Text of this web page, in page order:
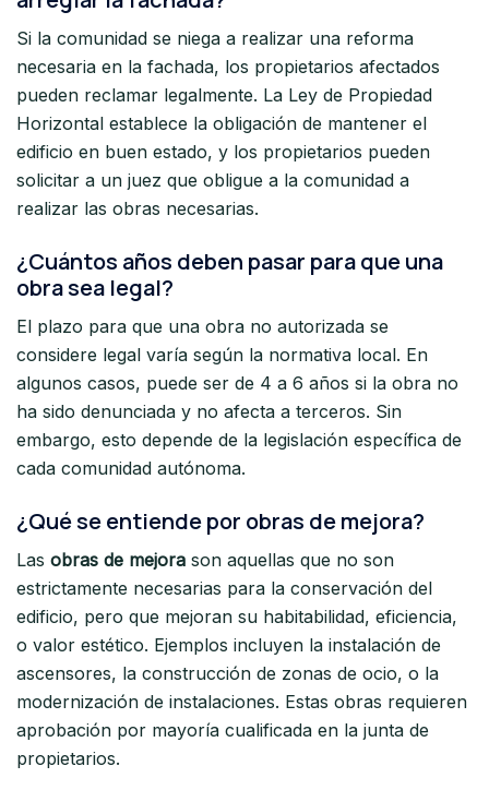
Si la comunidad se niega a realizar una reforma
necesaria en la fachada, los propietarios afectados
pueden reclamar legalmente. La Ley de Propiedad
Horizontal establece la obligación de mantener el
edificio en buen estado, y los propietarios pueden
solicitar a un juez que obligue a la comunidad a
realizar las obras necesarias.
¿Cuántos años deben pasar para que una
obra sea legal?
El plazo para que una obra no autorizada se
considere legal varía según la normativa local. En
algunos casos, puede ser de 4 a 6 años si la obra no
ha sido denunciada y no afecta a terceros. Sin
embargo, esto depende de la legislación específica de
cada comunidad autónoma.
¿Qué se entiende por obras de mejora?
Las obras de mejora son aquellas que no son
estrictamente necesarias para la conservación del
edificio, pero que mejoran su habitabilidad, eficiencia,
o valor estético. Ejemplos incluyen la instalación de
ascensores, la construcción de zonas de ocio, o la
modernización de instalaciones. Estas obras requieren
aprobación por mayoría cualificada en la junta de
propietarios.